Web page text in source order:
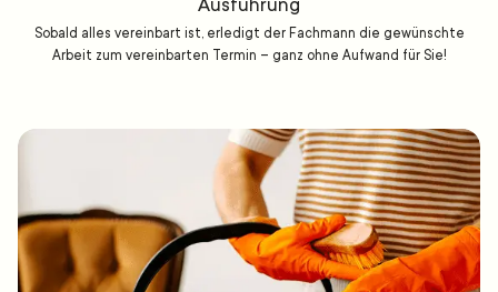
Ausführung
Sobald alles vereinbart ist, erledigt der Fachmann die gewünschte
Arbeit zum vereinbarten Termin – ganz ohne Aufwand für Sie!